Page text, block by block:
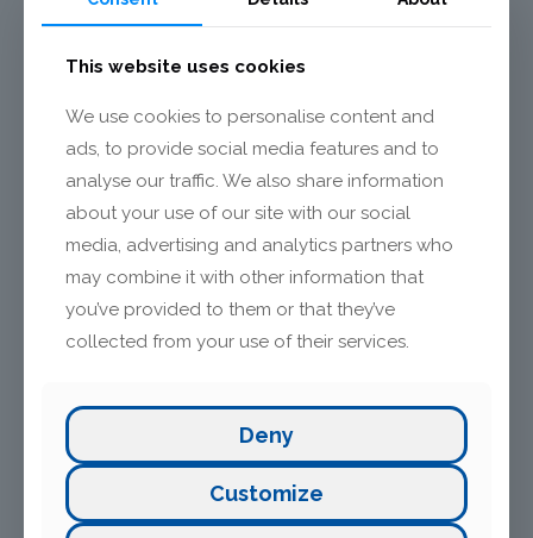
Mischpumpen
Förderanlagen
Mischer
Unsere leistungsstarken Maschinen und
Geräte zur Verarbeitung von Putzen,
professionelles Arbeiten.
This website uses cookies
We use cookies to personalise content and
ads, to provide social media features and to
analyse our traffic. We also share information
about your use of our site with our social
media, advertising and analytics partners who
may combine it with other information that
you’ve provided to them or that they’ve
collected from your use of their services.
Deny
Customize